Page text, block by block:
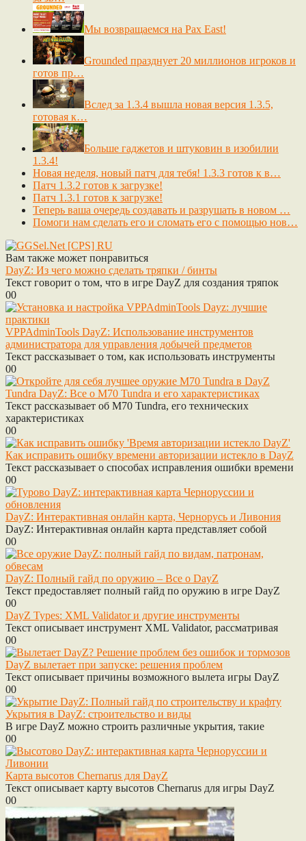
Мы возвращаемся на Pax East!
Grounded празднует 20 миллионов игроков и
готов пр…
Вслед за 1.3.4 вышла новая версия 1.3.5,
готовая к…
Больше гаджетов и штуковин в изобилии
1.3.4!
Новая неделя, новый патч для тебя! 1.3.3 готов к в…
Патч 1.3.2 готов к загрузке!
Патч 1.3.1 готов к загрузке!
Теперь ваша очередь создавать и разрушать в новом …
Помоги нам сделать его и сломать его с помощью нов…
Вам также может понравиться
DayZ: Из чего можно сделать тряпки / бинты
Текст говорит о том, что в игре DayZ для создания тряпок
00
VPPAdminTools DayZ: Использование инструментов
администратора для управления добычей предметов
Текст рассказывает о том, как использовать инструменты
00
Tundra DayZ: Все о M70 Tundra и его характеристиках
Текст рассказывает об M70 Tundra, его технических
характеристиках
00
Как исправить ошибку времени авторизации истекло в DayZ
Текст рассказывает о способах исправления ошибки времени
00
DayZ: Интерактивная онлайн карта, Чернорусь и Ливония
DayZ: Интерактивная онлайн карта представляет собой
00
DayZ: Полный гайд по оружию – Все о DayZ
Текст предоставляет полный гайд по оружию в игре DayZ
00
DayZ Types: XML Validator и другие инструменты
Текст описывает инструмент XML Validator, рассматривая
00
DayZ вылетает при запуске: решения проблем
Текст описывает причины возможного вылета игры DayZ
00
Укрытия в DayZ: строительство и виды
В игре DayZ можно строить различные укрытия, такие
00
Карта высотов Chernarus для DayZ
Текст описывает карту высотов Chernarus для игры DayZ
00